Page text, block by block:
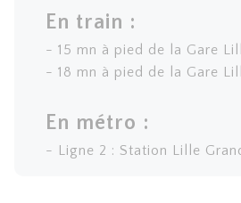
En train :
- 15 mn à pied de la Gare
- 18 mn à pied de la Gare
En métro :
- Ligne 2 : Station Lille